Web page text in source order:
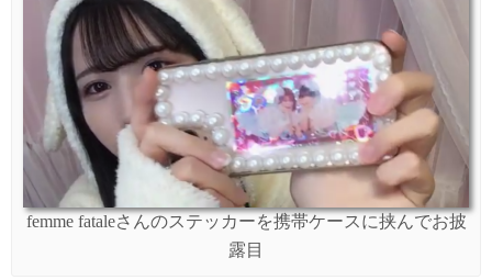
femme fataleさんのステッカーを携帯ケースに挟んでお披
露目